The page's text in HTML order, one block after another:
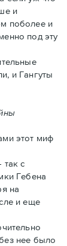
и
поболее и
под эту
и Гангуты
этот миф
так с
Гебена
на
и еще
нее было